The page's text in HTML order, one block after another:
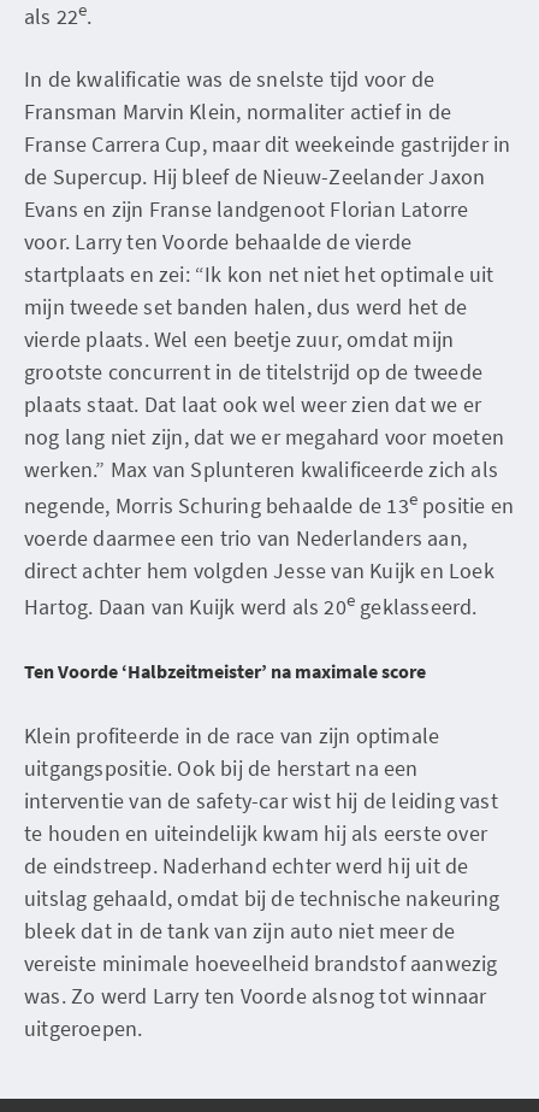
als 22e.
In de kwalificatie was de snelste tijd voor de
Fransman Marvin Klein, normaliter actief in de
Franse Carrera Cup, maar dit weekeinde gastrijder in
de Supercup. Hij bleef de Nieuw-Zeelander Jaxon
Evans en zijn Franse landgenoot Florian Latorre
voor. Larry ten Voorde behaalde de vierde
startplaats en zei: “Ik kon net niet het optimale uit
mijn tweede set banden halen, dus werd het de
vierde plaats. Wel een beetje zuur, omdat mijn
grootste concurrent in de titelstrijd op de tweede
plaats staat. Dat laat ook wel weer zien dat we er
nog lang niet zijn, dat we er megahard voor moeten
werken.” Max van Splunteren kwalificeerde zich als
negende, Morris Schuring behaalde de 13e positie en
voerde daarmee een trio van Nederlanders aan,
direct achter hem volgden Jesse van Kuijk en Loek
Hartog. Daan van Kuijk werd als 20e geklasseerd.
Ten Voorde ‘Halbzeitmeister’ na maximale score
Klein profiteerde in de race van zijn optimale
uitgangspositie. Ook bij de herstart na een
interventie van de safety-car wist hij de leiding vast
te houden en uiteindelijk kwam hij als eerste over
de eindstreep. Naderhand echter werd hij uit de
uitslag gehaald, omdat bij de technische nakeuring
bleek dat in de tank van zijn auto niet meer de
vereiste minimale hoeveelheid brandstof aanwezig
was. Zo werd Larry ten Voorde alsnog tot winnaar
uitgeroepen.